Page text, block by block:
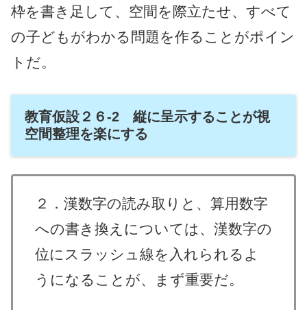
枠を書き足して、空間を際立たせ、すべて
の子どもがわかる問題を作ることがポイン
トだ。
教育仮設２６-2 縦に呈示することが視
空間整理を楽にする
２．漢数字の読み取りと、算用数字
への書き換えについては、漢数字の
位にスラッシュ線を入れられるよ
うになることが、まず重要だ。